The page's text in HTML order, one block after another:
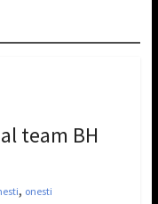
team BH
, onesti